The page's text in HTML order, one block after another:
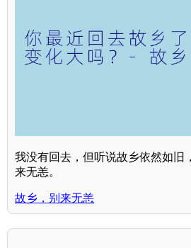
我没有回去，但听说故乡依然如旧
来无恙。
故乡，别来无恙